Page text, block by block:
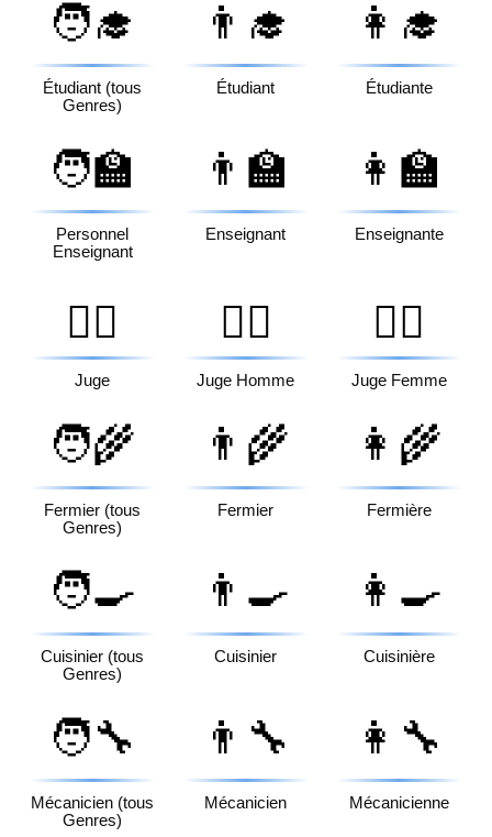
🧑‍🎓
Étudiant (tous
Genres)
👨‍🎓
Étudiant
👩‍🎓
Étudiante
🧑‍🏫
Personnel
Enseignant
👨‍🏫
Enseignant
👩‍🏫
Enseignante
🧑‍⚖️
Juge
👨‍⚖️
Juge Homme
👩‍⚖️
Juge Femme
🧑‍🌾
Fermier (tous
Genres)
👨‍🌾
Fermier
👩‍🌾
Fermière
🧑‍🍳
Cuisinier (tous
Genres)
👨‍🍳
Cuisinier
👩‍🍳
Cuisinière
🧑‍🔧
Mécanicien (tous
Genres)
👨‍🔧
Mécanicien
👩‍🔧
Mécanicienne